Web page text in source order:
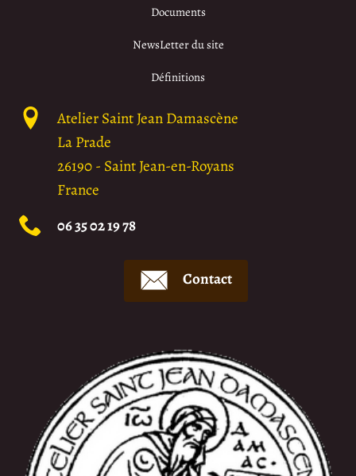
Documents
NewsLetter du site
Définitions
Atelier Saint Jean Damascène
La Prade
26190- Saint Jean-en-Royans
France
06 35 02 19 78
Contact